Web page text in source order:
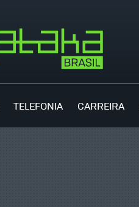
TELEFONIA CARREIRA